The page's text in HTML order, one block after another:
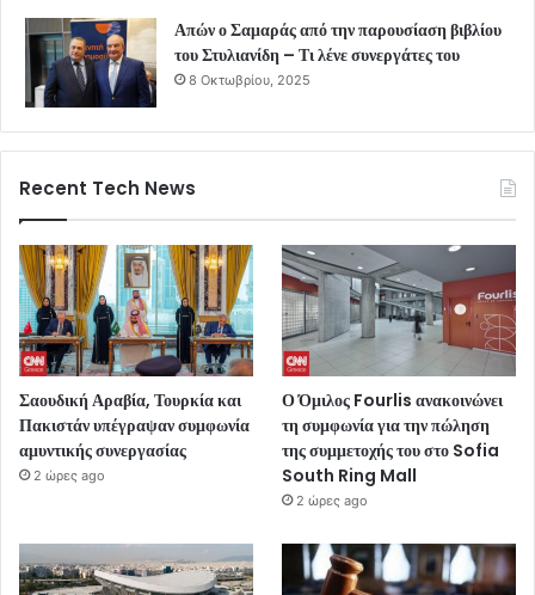
Απών ο Σαμαράς από την παρουσίαση βιβλίου
του Στυλιανίδη – Τι λένε συνεργάτες του
8 Οκτωβρίου, 2025
Recent Tech News
Σαουδική Αραβία, Τουρκία και
Πακιστάν υπέγραψαν συμφωνία
αμυντικής συνεργασίας
2 ώρες ago
Ο Όμιλος Fourlis ανακοινώνει
τη συμφωνία για την πώληση
της συμμετοχής του στο Sofia
South Ring Mall
2 ώρες ago